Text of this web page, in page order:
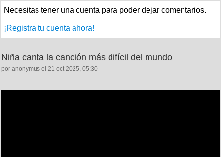
Necesitas tener una cuenta para poder dejar comentarios.
¡Registra tu cuenta ahora!
Niña canta la canción más difícil del mundo
por anonymus el 21 oct 2025, 05:30